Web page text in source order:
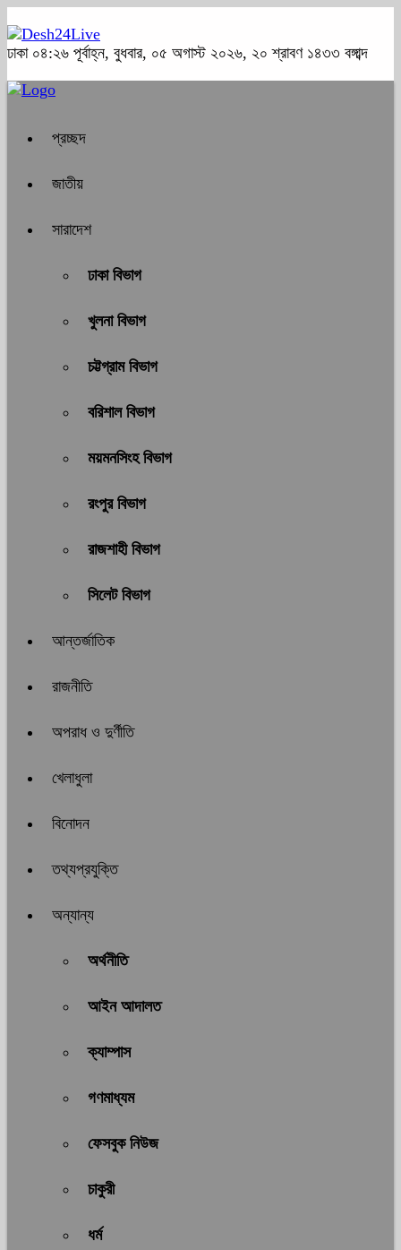
ঢাকা ০৪:২৬ পূর্বাহ্ন, বুধবার, ০৫ অগাস্ট ২০২৬, ২০ শ্রাবণ ১৪৩৩ বঙ্গাব্দ
প্রচ্ছদ
জাতীয়
সারাদেশ
ঢাকা বিভাগ
খুলনা বিভাগ
চট্টগ্রাম বিভাগ
বরিশাল বিভাগ
ময়মনসিংহ বিভাগ
রংপুর বিভাগ
রাজশাহী বিভাগ
সিলেট বিভাগ
আন্তর্জাতিক
রাজনীতি
অপরাধ ও দুর্ণীতি
খেলাধুলা
বিনোদন
তথ্যপ্রযুক্তি
অন্যান্য
অর্থনীতি
আইন আদালত
ক্যাম্পাস
গণমাধ্যম
ফেসবুক নিউজ
চাকুরী
ধর্ম